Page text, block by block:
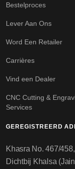
Bestelproces
Lever Aan Ons
Word Een Retailer
Carrières
Vind een Dealer
CNC Cutting &
Services
GEREGISTREERD
Khasra No. 467/
Dichtbij Khalsa